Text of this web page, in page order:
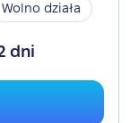
Wolno działa
dni